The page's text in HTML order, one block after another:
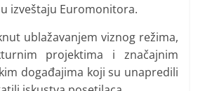
izveštaju Euromonitora.
ublažavanjem viznog režima,
projektima i značajnim
događajima koji su unapredili